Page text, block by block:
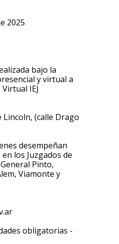
2025
bajo la
y virtual a
IEJ
(calle Drago
desempeñan
los Juzgados de
Pinto,
Viamonte y
obligatorias -